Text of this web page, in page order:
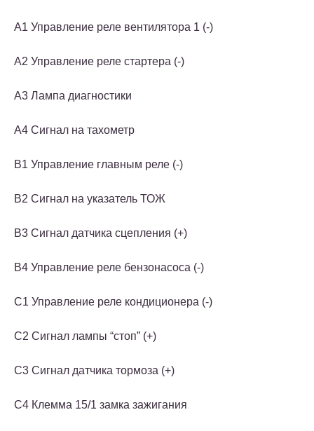
A1 Управление реле вентилятора 1 (-)
A2 Управление реле стартера (-)
A3 Лампа диагностики
A4 Сигнал на тахометр
B1 Управление главным реле (-)
B2 Сигнал на указатель ТОЖ
B3 Сигнал датчика сцепления (+)
B4 Управление реле бензонасоса (-)
C1 Управление реле кондиционера (-)
C2 Сигнал лампы “стоп” (+)
C3 Сигнал датчика тормоза (+)
C4 Клемма 15/1 замка зажигания